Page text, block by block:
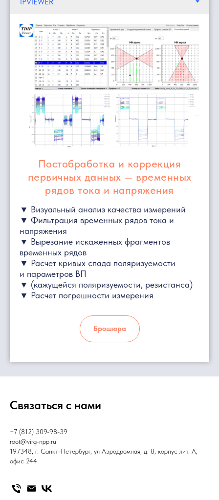
Постобработка и коррекция
первичных данных — временных
рядов тока и напряжения
▼ Визуальный анализ качества измерений
▼ Фильтрация временных рядов тока и
напряжения
▼ Вырезание искаженных фрагментов
временных рядов
▼ Расчет кривых спада поляризуемости
и параметров ВП
▼ (кажущейся поляризуемости, резистанса)
▼ Расчет погрешности измерения
Брошюра
Связаться с нами
+7 (812) 309-98-39
root@virg-npp.ru
197348, г. Санкт-Петербург, ул Аэродромная, д. 8, корпус лит. А,
офис 244